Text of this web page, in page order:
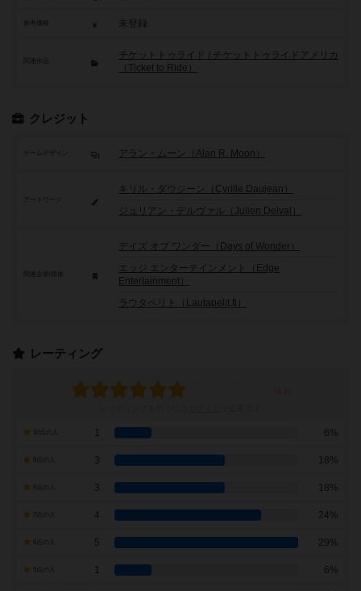
参考価格 未登録
関連作品
チケットトゥライド / チケットトゥライドアメリカ
（Ticket to Ride）
クレジット
ゲームデザイン アラン・ムーン（Alan R. Moon）
アートワーク
キリル・ダウジーン（Cyrille Daujean）
ジュリアン・デルヴァル（Julien Delval）
デイズ オブ ワンダー（Days of Wonder）
エッジ エンターテインメント（Edge
Entertainment）
ラウタペリト（Lautapelit.fi）
レーティング
1 6%
3 18%
3 18%
7点の人 4 24%
5 29%
1 6%